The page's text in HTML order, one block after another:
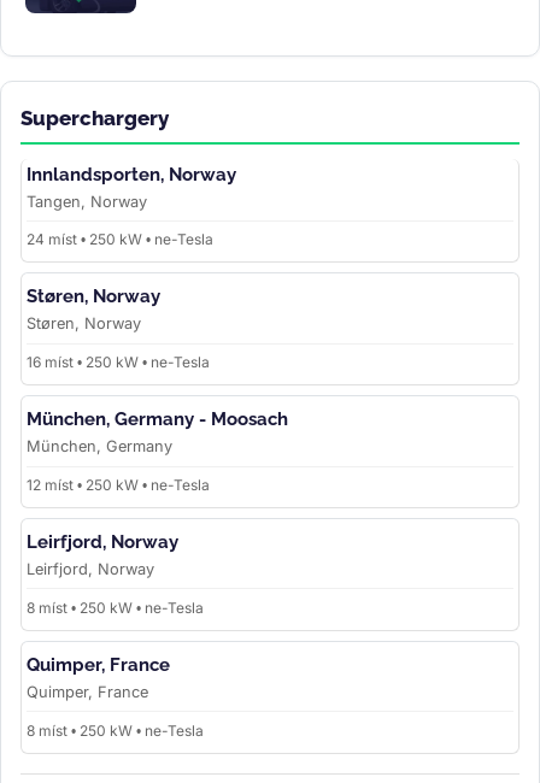
Superchargery
Innlandsporten, Norway
Tangen, Norway
24 míst • 250 kW • ne-Tesla
Støren, Norway
Støren, Norway
16 míst • 250 kW • ne-Tesla
München, Germany - Moosach
München, Germany
12 míst • 250 kW • ne-Tesla
Leirfjord, Norway
Leirfjord, Norway
8 míst • 250 kW • ne-Tesla
Quimper, France
Quimper, France
8 míst • 250 kW • ne-Tesla